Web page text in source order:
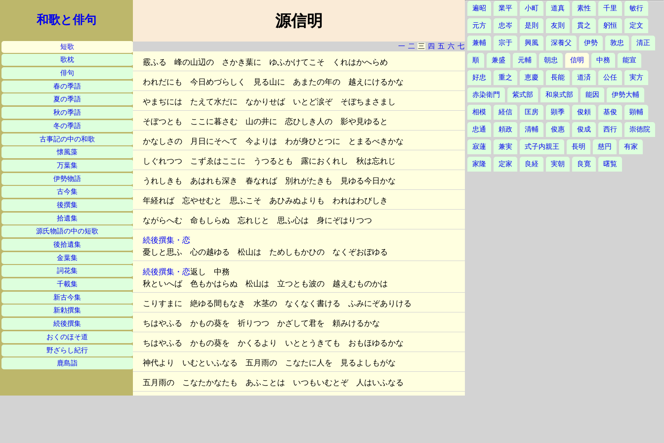
和歌と俳句
短歌
歌枕
俳句
春の季語
夏の季語
秋の季語
冬の季語
古事記の中の和歌
懐風藻
万葉集
伊勢物語
古今集
後撰集
拾遺集
源氏物語の中の短歌
後拾遺集
金葉集
詞花集
千載集
新古今集
新勅撰集
続後撰集
おくのほそ道
野ざらし紀行
鹿島詣
源信明
一 二 三 四 五 六 七
霰ふる 峰の山辺の さかき葉に ゆふかけてこそ くれはかへらめ
われだにも 今日めづらしく 見る山に あまたの年の 越えにけるかな
やまぢには たえて水だに なかりせば いとど涙ぞ そぼちまさまし
そぼつとも ここに暮さむ 山の井に 恋ひしき人の 影や見ゆると
かなしさの 月日にそへて 今よりは わが身ひとつに とまるべきかな
しぐれつつ こずゑはここに うつるとも 露におくれし 秋は忘れじ
うれしきも あはれも深き 春なれば 別れがたきも 見ゆる今日かな
年経れば 忘やせむと 思ふこそ あひみぬよりも われはわびしき
ながらへむ 命もしらぬ 忘れじと 思ふ心は 身にぞはりつつ
続後撰集・恋
憂しと思ふ 心の越ゆる 松山は ためしもかひの なくぞおぼゆる
続後撰集・恋返し 中務
秋といへば 色もかはらぬ 松山は 立つとも波の 越えむものかは
こりすまに 絶ゆる間もなき 水茎の なくなく書ける ふみにぞありける
ちはやふる かもの葵を 祈りつつ かざして君を 頼みけるかな
ちはやふる かもの葵を かくるより いととうきても おもほゆるかな
神代より いむといふなる 五月雨の こなたに人を 見るよしもがな
五月雨の こなたかなたも あふことは いつもいむとぞ 人はいふなる
遍昭 業平 小町 道真 素性 千里 敏行
元方 忠岑 是則 友則 貫之 躬恒 定文
兼輔 宗于 興風 深養父 伊勢 敦忠 清正
順 兼盛 元輔 朝忠 信明 中務 能宣
好忠 重之 恵慶 長能 道済 公任 実方
赤染衛門 紫式部 和泉式部 能因 伊勢大輔
相模 経信 匡房 顕季 俊頼 基俊 顕輔
忠通 頼政 清輔 俊惠 俊成 西行 崇徳院
寂蓮 兼実 式子内親王 長明 慈円 有家
家隆 定家 良経 実朝 良寛 曙覧